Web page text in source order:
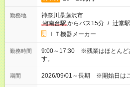
勤務地
神奈川県藤沢市
湘南台駅からバス15分 / 辻堂
ＩＴ機器メーカー
勤務時間
9:00～17:30 ※残業はほとんど
す。
期間 2026/09/01～長期 ※開始日は